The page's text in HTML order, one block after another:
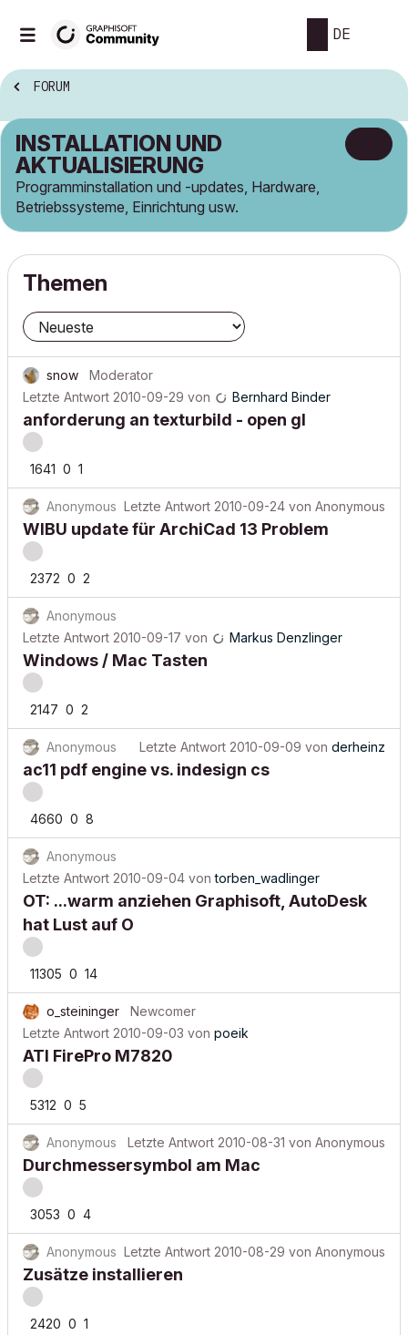
DE
FORUM
INSTALLATION UND
AKTUALISIERUNG
Programminstallation und -updates, Hardware,
Betriebssysteme, Einrichtung usw.
Themen
snow
Moderator
Letzte Antwort 2010-09-29 von Bernhard Binder
anforderung an texturbild - open gl
1641 0 1
Anonymous Letzte Antwort 2010-09-24 von Anonymous
WIBU update für ArchiCad 13 Problem
2372 0 2
Anonymous
Letzte Antwort 2010-09-17 von Markus Denzlinger
Windows / Mac Tasten
2147 0 2
Anonymous Letzte Antwort 2010-09-09 von derheinz
ac11 pdf engine vs. indesign cs
4660 0 8
Anonymous
Letzte Antwort 2010-09-04 vontorben_wadlinger
OT: ...warm anziehen Graphisoft, AutoDesk
hat Lust auf O
11305 0 14
o_steininger
Newcomer
Letzte Antwort 2010-09-03 von poeik
ATI FirePro M7820
5312 0 5
Anonymous Letzte Antwort 2010-08-31 von Anonymous
Durchmessersymbol am Mac
3053 0 4
Anonymous Letzte Antwort 2010-08-29 von Anonymous
Zusätze installieren
2420 0 1